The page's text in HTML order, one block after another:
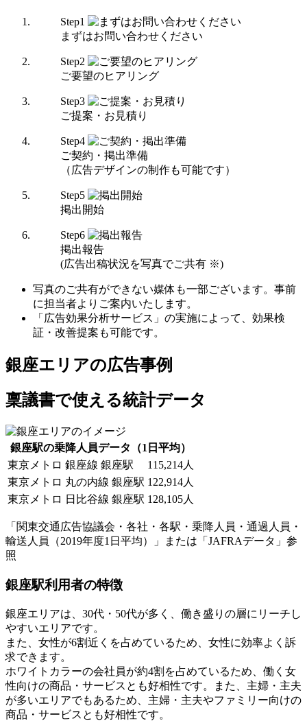
Step1
まずはお問い合わせください
Step2
ご要望のヒアリング
Step3
ご提案・お見積り
Step4
ご契約・掲出準備
（広告デザインの制作も可能です）
Step5
掲出開始
Step6
掲出報告
(広告出稿状況を写真でご共有 ※)
写真のご共有ができない媒体も一部ございます。事前
に担当者よりご案内いたします。
「広告効果分析サービス」の実施によって、効果検
証・改善提案も可能です。
銀座エリアの広告事例
稟議書で使える統計データ
銀座駅の乗降人員データ（1日平均）
東京メトロ 銀座線 銀座駅
115,214人
東京メトロ 丸の内線 銀座駅 122,914人
東京メトロ 日比谷線 銀座駅 128,105人
「関東交通広告協議会・各社・各駅・乗降人員・通過人員・
輸送人員（2019年度1日平均）」または「JAFRAデータ」参
照
銀座駅利用者の特徴
銀座エリアは、30代・50代が多く、働き盛りの層にリーチし
やすいエリアです。
また、女性が6割近くを占めているため、女性に効率よく訴
求できます。
ホワイトカラーの会社員が約4割を占めているため、働く女
性向けの商品・サービスとも好相性です。また、主婦・主夫
が多いエリアでもあるため、主婦・主夫やファミリー向けの
商品・サービスとも好相性です。